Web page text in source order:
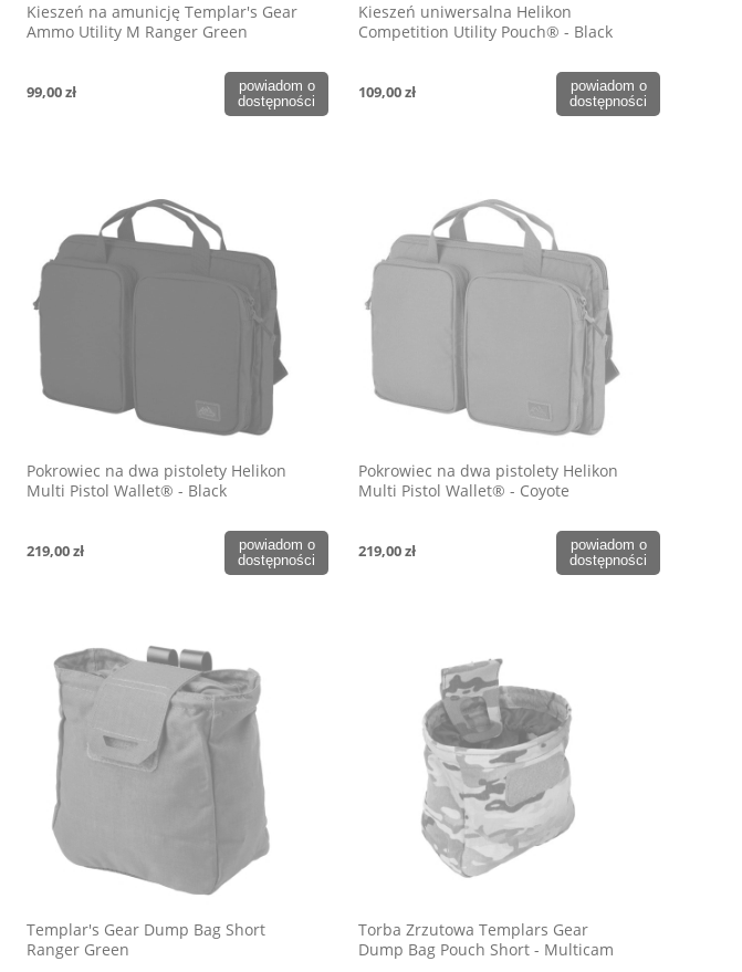
Kieszeń na amunicję Templar's Gear
Ammo Utility M Ranger Green
99,00 zł
powiadom o
dostępności
Kieszeń uniwersalna Helikon
Competition Utility Pouch® - Black
109,00 zł
powiadom o
dostępności
Pokrowiec na dwa pistolety Helikon
Multi Pistol Wallet® - Black
219,00 zł
powiadom o
dostępności
Pokrowiec na dwa pistolety Helikon
Multi Pistol Wallet® - Coyote
219,00 zł
powiadom o
dostępności
Templar's Gear Dump Bag Short
Ranger Green
Torba Zrzutowa Templars Gear
Dump Bag Pouch Short - Multicam